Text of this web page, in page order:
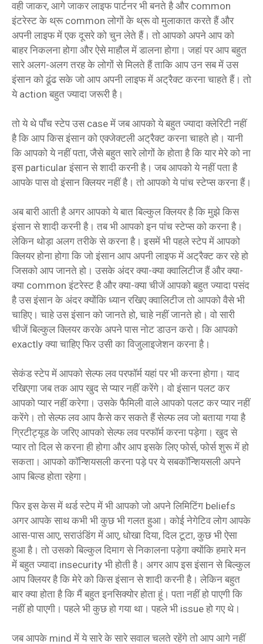
वही जाकर, आगे जाकर लाइफ पार्टनर भी बनते है और common
इंटरेस्ट के थ्रू common लोगों के थ्रू वो मुलाकात करते हैं और
अपनी लाइफ में एक दूसरे को चुन लेते हैं। तो आपको अपने आप को
बाहर निकलना होगा और ऐसे माहौल में डालना होगा। जहां पर आप बहुत
सारे अलग-अलग तरह के लोगों से मिलते हैं ताकि आप उन सब में उस
इंसान को ढूंढ सके जो आप अपनी लाइफ में अट्रैक्ट करना चाहते हैं। तो
ये action बहुत ज्यादा जरूरी है।
तो ये थे पाँच स्टेप उस case में जब आपको ये बहुत ज्यादा क्लेरिटी नहीं
है कि आप किस इंसान को एक्जेक्टली अट्रैक्ट करना चाहते हो। यानी
कि आपको ये नहीं पता, जैसे बहुत सारे लोगों के होता है कि यार मेरे को ना
इस particular इंसान से शादी करनी है। जब आपको ये नहीं पता है
आपके पास वो इंसान क्लियर नहीं है। तो आपको ये पांच स्टेप्स करना हैं।
अब बारी आती है अगर आपको ये बात बिल्कुल क्लियर है कि मुझे किस
इंसान से शादी करनी है। तब भी आपको इन पांच स्टेप्स को करना है।
लेकिन थोड़ा अलग तरीके से करना है। इसमें भी पहले स्टेप में आपको
क्लियर होना होगा कि जो इंसान आप अपनी लाइफ में अट्रैक्ट कर रहे हो
जिसको आप जानते हो। उसके अंदर क्या-क्या क्वालिटीज हैं और क्या-
क्या common इंटरेस्ट है और क्या-क्या चीजें आपको बहुत ज्यादा पसंद
है उस इंसान के अंदर क्योंकि ध्यान रखिए क्वालिटीज तो आपको वैसे भी
चाहिए। चाहे उस इंसान को जानते हो, चाहे नहीं जानते हो। वो सारी
चीजें बिल्कुल क्लियर करके अपने पास नोट डाउन करो। कि आपको
exactly क्या चाहिए फिर उसी का विजुलाइजेशन करना है।
सेकंड स्टेप में आपको सेल्फ लव परफॉर्म यहां पर भी करना होगा। याद
रखिएगा जब तक आप खुद से प्यार नहीं करेंगे। वो इंसान पलट कर
आपको प्यार नहीं करेगा। उसके फैमिली वाले आपको पलट कर प्यार नहीं
करेंगे। तो सेल्फ लव आप कैसे कर सकते हैं सेल्फ लव जो बताया गया है
ग्रिटीट्यूड के जरिए आपको सेल्फ लव परफॉर्म करना पड़ेगा। खुद से
प्यार तो दिल से करना ही होगा और आप इसके लिए फोर्स, फोर्स शुरू में हो
सकता। आपको कॉन्शियसली करना पड़े पर ये सबकॉन्शियसली अपने
आप बिल्ड होता रहेगा।
फिर इस केस में थर्ड स्टेप में भी आपको जो अपने लिमिटिंग beliefs
अगर आपके साथ कभी भी कुछ भी गलत हुआ। कोई नेगेटिव लोग आपके
आस-पास आए, सराउंडिंग में आए, धोखा दिया, दिल टूटा, कुछ भी ऐसा
हुआ है। तो उसको बिल्कुल दिमाग से निकालना पड़ेगा क्योंकि हमारे मन
में बहुत ज्यादा insecurity भी होती है। अगर आप इस इंसान से बिल्कुल
आप क्लियर है कि मेरे को किस इंसान से शादी करनी है। लेकिन बहुत
बार क्या होता है कि मैं बहुत इनसिक्योर होता हूं। पता नहीं हो पाएगी कि
नहीं हो पाएगी। पहले भी कुछ हो गया था। पहले भी issue हो गए थे।
जब आपके mind में ये सारे के सारे सवाल चलते रहेंगे तो आप आगे नहीं